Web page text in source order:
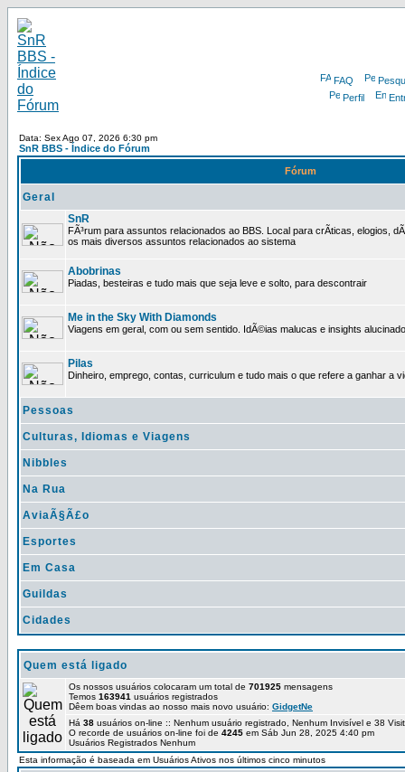
FAQ
Perfil
Data: Sex Ago 07, 2026 6:30 pm
SnR BBS - Índice do Fórum
Fórum
Geral
SnR
FÃ³rum para assuntos relacionados ao BBS. Local para crÃ­ticas, elogios,
os mais diversos assuntos relacionados ao sistema
Abobrinas
Piadas, besteiras e tudo mais que seja leve e solto, para descontrair
Me in the Sky With Diamonds
Viagens em geral, com ou sem sentido. IdÃ©ias malucas e insights
Pilas
Dinheiro, emprego, contas, curriculum e tudo mais o que refere a ganhar a
Pessoas
Culturas, Idiomas e Viagens
Nibbles
Na Rua
AviaÃ§Ã£o
Esportes
Em Casa
Guildas
Cidades
Quem está ligado
Os nossos usuários colocaram um total de 701925 mensagens
Temos 163941 usuários registrados
Dêem boas vindas ao nosso mais novo usuário: GidgetNe
Há 38 usuários on-line :: Nenhum usuário registrado, Nenhum Invisível e 38
O recorde de usuários on-line foi de 4245 em Sáb Jun 28, 2025 4:40 pm
Usuários Registrados Nenhum
Esta informação é baseada em Usuários Ativos nos últimos cinco minutos